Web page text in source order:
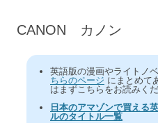
CANON カノン
英語版の漫画やライトノ
ちらのページ にまとめて
はまずこちらをお読みくだ
日本のアマゾンで買える
ルのタイトル一覧